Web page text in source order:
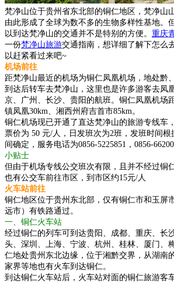
梵净山位于贵州省东北部的铜仁地区，梵净山
由此形成了全球为数不多的生物多样性基地。
以到达梵净山的交通并不是特别的方便。 重庆
一份梵净山旅游交通指南，想详细了解下怎么
以赶紧看过来吧~
机场前往
距梵净山最近的机场为铜仁凤凰机场，地处黔
到达后转车去梵净山，这里也是许多游客去凤
京、广州、长沙、贵阳的航班。铜仁凤凰机场
镇凤凰30km、湘西州府吉首市85km。
铜仁机场现已开通了直达梵净山的旅游专线车
票价为 50 元/人，日发班次为2班，发班时间
间确定，服务电话为0856-5225851，0856-
小贴士
但由于机场专线公交班次有限，且并不经过铜
也有公交车前往市区，到市区约15元/人
火车站前往
铜仁地区位于贵州东北部，仅有铜仁市和玉屏
远市）有铁路通过。
一、铜仁火车站
经过铜仁的列车可到达贵阳、成都、重庆、长
头、深圳、上海、宁波、杭州、桂林、厦门、
仁地处贵州东北边缘，位于湘黔交界，从湖南
家界等地也有火车到达铜仁。
到达铜仁火车站后，火车站对面的铜仁旅游客